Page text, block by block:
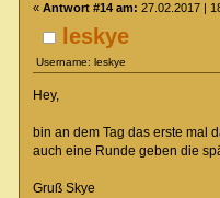
leskye
Username: leskye
« Antwort #14 am: 27.02.2017 |
Hey,
bin an dem Tag das erste mal
auch eine Runde geben die
Gruß Skye